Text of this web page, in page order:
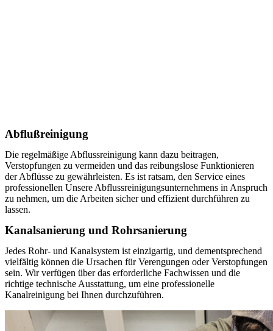
Abflußreinigung
Die regelmäßige Abflussreinigung kann dazu beitragen,
Verstopfungen zu vermeiden und das reibungslose Funktionieren
der Abflüsse zu gewährleisten. Es ist ratsam, den Service eines
professionellen Unsere Abflussreinigungsunternehmens in Anspruch
zu nehmen, um die Arbeiten sicher und effizient durchführen zu
lassen.
Kanalsanierung und Rohrsanierung
Jedes Rohr- und Kanalsystem ist einzigartig, und dementsprechend
vielfältig können die Ursachen für Verengungen oder Verstopfungen
sein. Wir verfügen über das erforderliche Fachwissen und die
richtige technische Ausstattung, um eine professionelle
Kanalreinigung bei Ihnen durchzuführen.